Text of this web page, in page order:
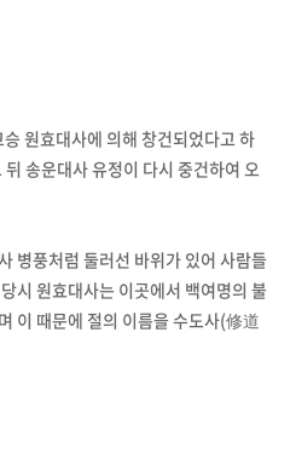
원효대사에 의해 창건되었다고 하
송운대사 유정이 다시 중건하여 오
병풍처럼 둘러선 바위가 있어 사람들
시 원효대사는 이곳에서 백여명의 불
이 때문에 절의 이름을 수도사(修道